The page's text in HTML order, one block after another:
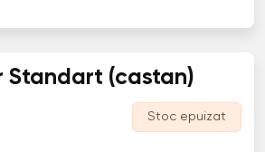
Standart (castan)
Stoc epuizat